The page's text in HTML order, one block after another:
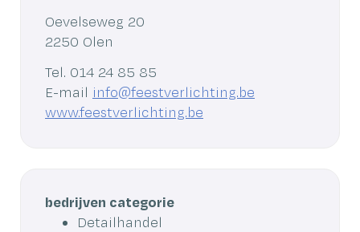
Adres
Oevelseweg 20
,2250 Olen
Tel. 014 24 85 85
E-
mail
info@feestverlichting.be
Website
www.feestverlichting.be
bedrijven categorie
Detailhandel